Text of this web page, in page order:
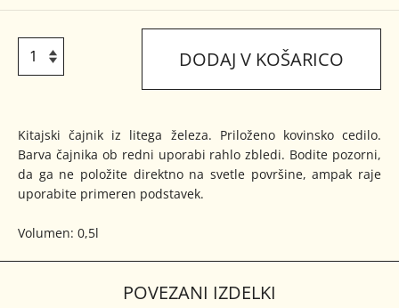
DODAJ V KOŠARICO
Kitajski čajnik iz litega železa. Priloženo kovinsko cedilo.
Barva čajnika ob redni uporabi rahlo zbledi. Bodite pozorni,
da ga ne položite direktno na svetle površine, ampak raje
uporabite primeren podstavek.
Volumen: 0,5l
POVEZANI IZDELKI